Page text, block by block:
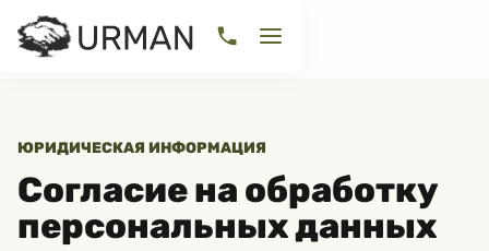
ЮРИДИЧЕСКАЯ ИНФОРМАЦИЯ
Согласие на обработку
персональных данных